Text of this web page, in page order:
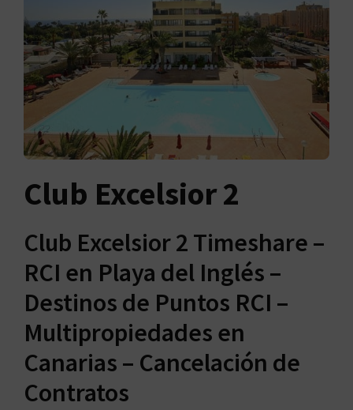
Club Excelsior 2
Club Excelsior 2 Timeshare –
RCI en Playa del Inglés –
Destinos de Puntos RCI –
Multipropiedades en
Canarias – Cancelación de
Contratos